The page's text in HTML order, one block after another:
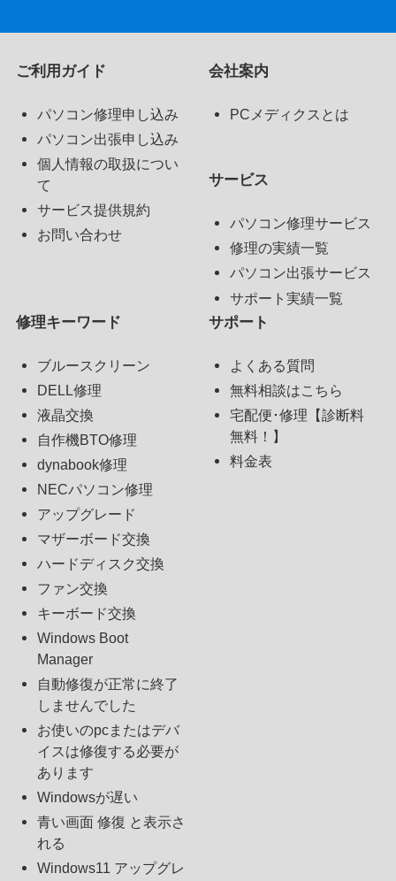
ご利用ガイド
パソコン修理申し込み
パソコン出張申し込み
個人情報の取扱につい
て
サービス提供規約
お問い合わせ
会社案内
PCメディクスとは
サービス
パソコン修理サービス
修理の実績一覧
パソコン出張サービス
サポート実績一覧
修理キーワード
ブルースクリーン
DELL修理
液晶交換
自作機BTO修理
dynabook修理
NECパソコン修理
アップグレード
マザーボード交換
ハードディスク交換
ファン交換
キーボード交換
Windows Boot
Manager
自動修復が正常に終了
しませんでした
お使いのpcまたはデバ
イスは修復する必要が
あります
Windowsが遅い
青い画面 修復 と表示さ
れる
Windows11 アップグレ
サポート
よくある質問
無料相談はこちら
宅配便･修理【診断料
無料！】
料金表